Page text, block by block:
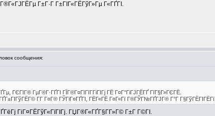
Г±Г·Г Г±ГІГ«ГЁГўГ»Гµ Г«ГҐГІ.
сообщения:
ГЄГІГ® ГµГ®Г·ГҐГІ ГЇГ®Г¤ГІГїГ­ГіГІГј ГЁ Г¤Г°ГіГЈГЁГҐ ГїГ§Г»ГЄГЁ.
Г­Г Г¤Г® ГЎГіГ¤ГҐГІ, ГЁГ«ГЁ Г¤Г«Гї Г®ГЎГ№ГҐГЈГ® Г°Г Г§ГўГЁГІГЁГї.
ГіГ¤ГЁГўГ«ГїГІГј. ГЏГ®Г«ГҐГ§Г­Г»Г© Г±Г Г©ГІ.